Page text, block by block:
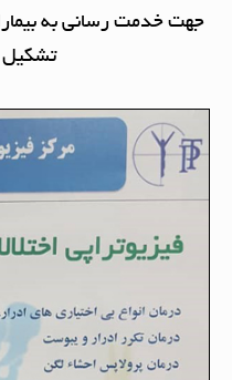
جهت خدمت رسانی به
تشکیل